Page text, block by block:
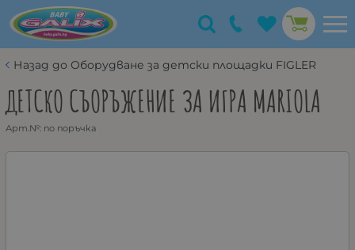
Назад до Оборудване за детски площадки FIGLER
ДЕТСКО СЪОРЪЖЕНИЕ ЗА ИГРА MARIOLA
Арт.№: по поръчка